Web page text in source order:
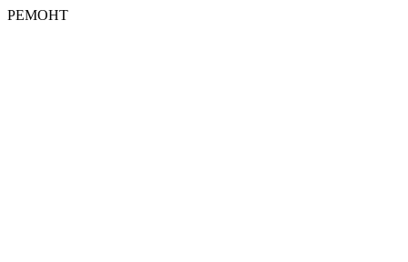
РЕМОНТ